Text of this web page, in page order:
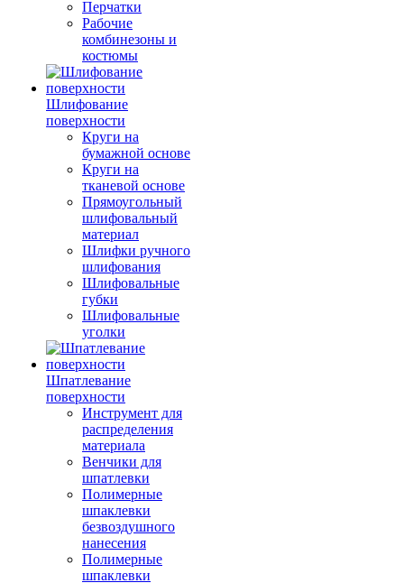
Перчатки
Рабочие
комбинезоны и
костюмы
Шлифование
поверхности
Круги на
бумажной основе
Круги на
тканевой основе
Прямоугольный
шлифовальный
материал
Шлифки ручного
шлифования
Шлифовальные
губки
Шлифовальные
уголки
Шпатлевание
поверхности
Инструмент для
распределения
материала
Венчики для
шпатлевки
Полимерные
шпаклевки
безвоздушного
нанесения
Полимерные
шпаклевки